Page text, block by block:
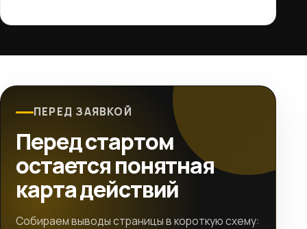
ПЕРЕД ЗАЯВКОЙ
Перед стартом
остается понятная
карта действий
Собираем выводы страницы в короткую схему: